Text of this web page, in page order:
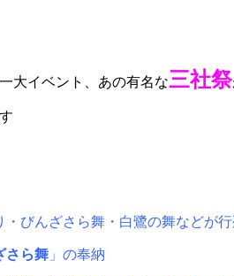
大イベント、あの有名な三社祭
びんざさら舞・白鷺の舞などが行
さら舞 」の奉納